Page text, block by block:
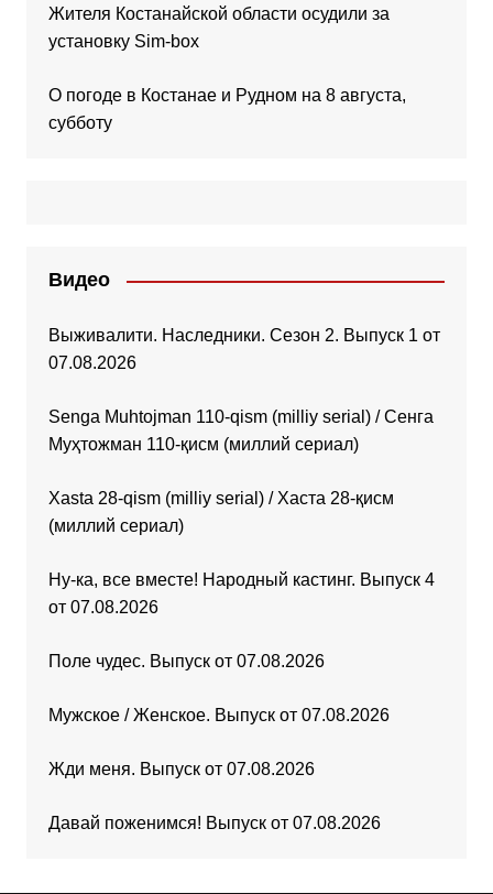
Жителя Костанайской области осудили за
установку Sim-box
О погоде в Костанае и Рудном на 8 августа,
субботу
Видео
Выживалити. Наследники. Сезон 2. Выпуск 1 от
07.08.2026
Senga Muhtojman 110-qism (milliy serial) / Сенга
Муҳтожман 110-қисм (миллий сериал)
Xasta 28-qism (milliy serial) / Хаста 28-қисм
(миллий сериал)
Ну-ка, все вместе! Народный кастинг. Выпуск 4
от 07.08.2026
Поле чудес. Выпуск от 07.08.2026
Мужское / Женское. Выпуск от 07.08.2026
Жди меня. Выпуск от 07.08.2026
Давай поженимся! Выпуск от 07.08.2026